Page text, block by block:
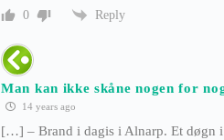
0 Reply
Man kan ikke skåne nogen for
14 years ago
[…] – Brand i dagis i Alnarp. Et døgn i